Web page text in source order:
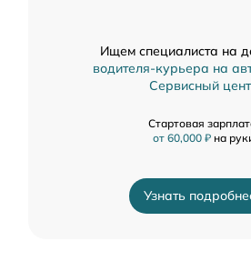
Ищем специалиста на
водителя-курьера на
Сервисный
Стартовая
от 60,000 ₽ на
Узнать